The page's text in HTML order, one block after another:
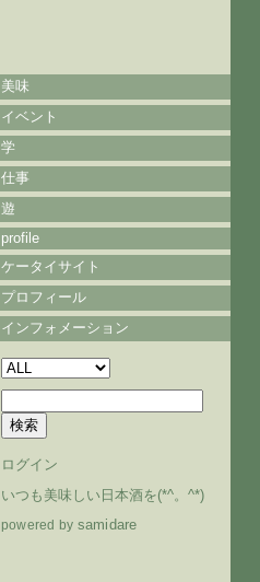
美味
イベント
学
仕事
遊
profile
ケータイサイト
プロフィール
インフォメーション
ログイン
いつも美味しい日本酒を(*^。^*)
powered by samidare